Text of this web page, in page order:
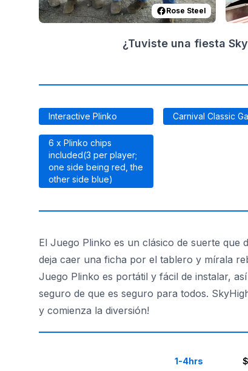
Rose Steel
¿Tuviste una fiesta
Interactive Plinko Carnival Classic
6 x Plinko chips
included(3 per player;
one side being red, the
other side blue)
El Juego Plinko es un clásico de suerte que
deja caer una ficha por el tablero y mírala
Juego Plinko es portátil y fácil de instalar,
seguro de que es seguro para todos.
y comienza la diversión!
1-4hrs